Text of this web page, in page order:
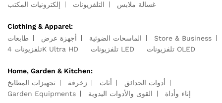
إلكترونيات المكتب
التلفزيونات غسالة ملابس
Clothing & Apparel:
طابعات
أجهزة عرض الماسحات الضوئية
Store & Business
تلفزيونات 4K Ultra HD
تلفزيونات LED تلفزيونات OLED
Home, Garden & Kitchen:
تجهيزات المطابخ
زخرفة أثاث
أدوات الحدائق
Garden Equipments
القوى والأدوات اليدوية إناء وأداة